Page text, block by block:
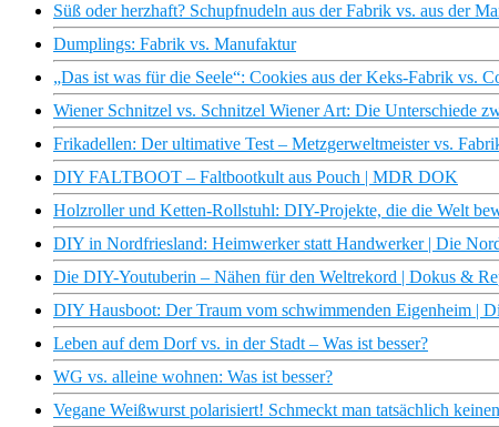
Süß oder herzhaft? Schupfnudeln aus der Fabrik vs. aus der
Dumplings: Fabrik vs. Manufaktur
„Das ist was für die Seele“: Cookies aus der Keks-Fabrik vs.
Wiener Schnitzel vs. Schnitzel Wiener Art: Die Unterschiede
Frikadellen: Der ultimative Test – Metzgerweltmeister vs.
DIY FALTBOOT – Faltbootkult aus Pouch | MDR DOK
Holzroller und Ketten-Rollstuhl: DIY-Projekte, die die Welt
DIY in Nordfriesland: Heimwerker statt Handwerker | Die
Die DIY-Youtuberin – Nähen für den Weltrekord | Dokus &
DIY Hausboot: Der Traum vom schwimmenden Eigenheim |
Leben auf dem Dorf vs. in der Stadt – Was ist besser?
WG vs. alleine wohnen: Was ist besser?
Vegane Weißwurst polarisiert! Schmeckt man tatsächlich